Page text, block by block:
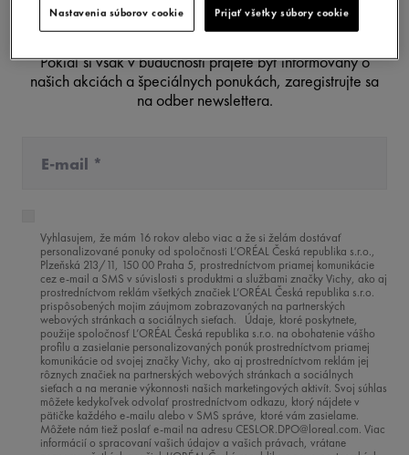
Pokiaľ si však v budúcnosti prajete byť informovaný o
našich akciách a špeciálnych ponukách, zaregistrujte sa
na odber newslettera.
Vyhlasujem, že mám 16 rokov alebo viac a že si želám dostávať
personalizované ponuky od spoločnosti L’ORÉAL Česká republika s.r.o.,
Plzeňská 213/11, 150 00 Praha 5, prostredníctvom priamej komunikácie
cez e-mail a SMS v súvislosti s produktmi a službami značky Vichy, ako aj
prostredníctvom reklám všetkých značiek L’ORÉAL Česká republika s.r.o.
prispôsobených mojim záujmom zobrazovaných na partnerských
webových stránkach a sociálnych sieťach. Údaje, ktoré poskytnete,
použije spoločnosť L’ORÉAL Česká republika s.r.o. na obohatenie vášho
profilu a zasielanie personalizovaných ponúk prostredníctvom priamej
komunikácie od svojej značky Vichy, ako aj prostredníctvom reklám jej
rôznych značiek na partnerských webových stránkach a sociálnych
sieťach a na meranie výkonnosti našich marketingových aktivít. Svoj súhlas
môžete kedykoľvek odvolať prostredníctvom odkazu, ktorý nájdete v
pätičke každého e-mailu alebo v SMS správe, ktoré vám zasielame.
Môžete nám tiež poslať e-mail na adresu CESLOR.DPO@loreal.com. Viac
informácií o spracovaní vašich údajov a vašich právach, vrátane
Nastavenia súborov cookie Prijať všetky súbory cookie